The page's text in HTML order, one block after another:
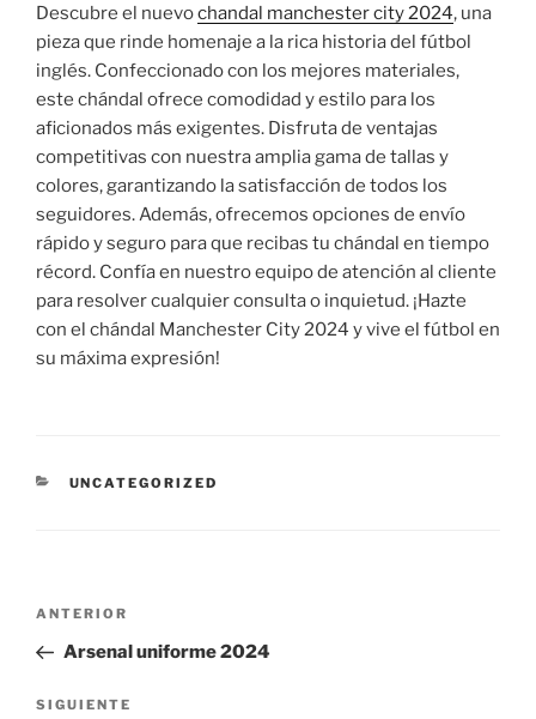
Descubre el nuevochandal manchester city 2024, una
pieza que rinde homenaje a la rica historia del fútbol
inglés. Confeccionado con los mejores materiales,
este chándal ofrece comodidad y estilo para los
aficionados más exigentes. Disfruta de ventajas
competitivas con nuestra amplia gama de tallas y
colores, garantizando la satisfacción de todos los
seguidores. Además, ofrecemos opciones de envío
rápido y seguro para que recibas tu chándal en tiempo
récord. Confía en nuestro equipo de atención al cliente
para resolver cualquier consulta o inquietud. ¡Hazte
con el chándal Manchester City 2024 y vive el fútbol en
su máxima expresión!
CATEGORÍAS
UNCATEGORIZED
Navegación
entradas
Entrada
anterior:
ANTERIOR
Arsenal uniforme 2024
Siguiente
SIGUIENTE